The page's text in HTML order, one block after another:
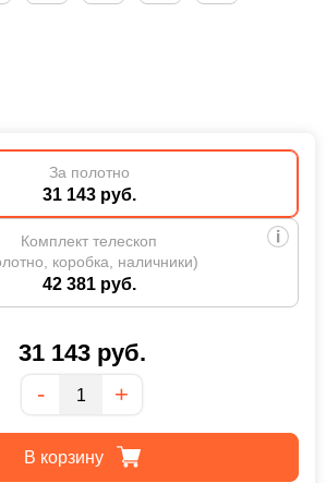
31 143руб.
Количество
- +
За полотно
31 143 руб.
Комплект телескоп
коробка, наличники)
42 381 руб.
В корзину